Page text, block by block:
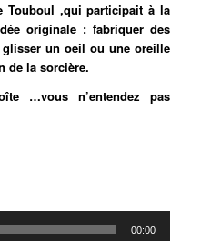
Touboul ,qui participait à la
originale : fabriquer des
un oeil ou une oreille
de la sorcière.
…vous n’entendez pas
00:00